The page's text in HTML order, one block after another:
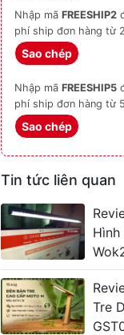
Nhập mã FREESHIP2
phí ship đơn hàng từ
Sao chép
Nhập mã FREESHIP5
phí ship đơn hàng từ
Sao chép
Tin tức liên quan
Hình
Bảo
Đêm
Tre